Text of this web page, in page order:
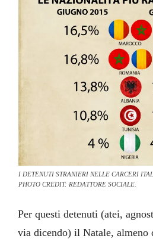
I DETENUTI STRANIERI NELLE CARCERI
PHOTO CREDIT: REDATTORE SOCIALE.
Per questi detenuti (atei,
via dicendo) il Natale, almeno